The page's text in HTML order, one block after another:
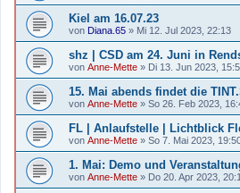
Kiel am 16.07.23
von Diana.65 » Mi 12. Jul 2023, 22:13
shz | CSD am 24. Juni in
von Anne-Mette » Di 13. Jun 2023,
15. Mai abends findet die
von Anne-Mette » So 26. Feb 2023,
FL | Anlaufstelle | Lichtblick
von Anne-Mette » So 7. Mai 2023,
1. Mai: Demo und
von Anne-Mette » Do 20. Apr 2023,